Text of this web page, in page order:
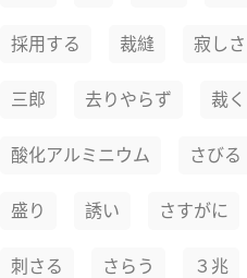
採用する 裁縫 寂しさ
三郎 去りやらず 裁く
酸化アルミニウム さびる
盛り 誘い さすがに
刺さる さらう ３兆